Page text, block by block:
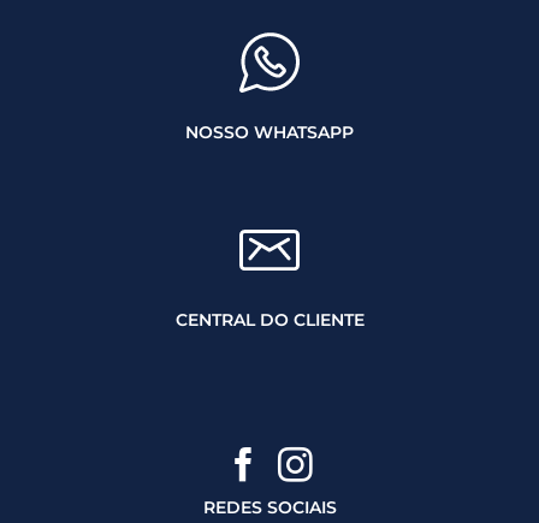
NOSSO WHATSAPP
CENTRAL DO CLIENTE
REDES SOCIAIS